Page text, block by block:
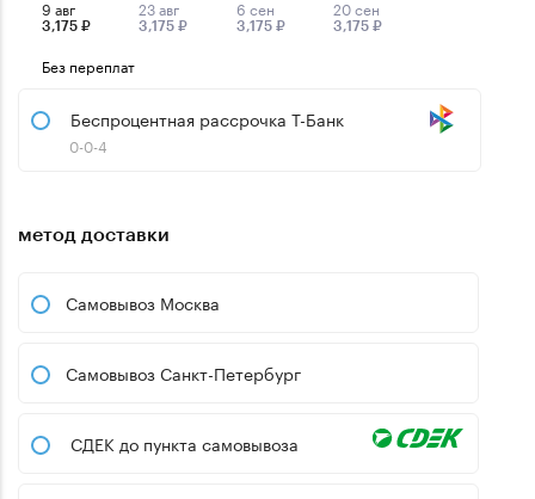
9 авг
3,175 ₽
23 авг
3,175 ₽
6 сен
3,175 ₽
20 сен
3,175 ₽
Без переплат
Беспроцентная рассрочка Т-Банк
0-0-4
метод доставки
Самовывоз Москва
Самовывоз Санкт-Петербург
СДЕК до пункта самовывоза